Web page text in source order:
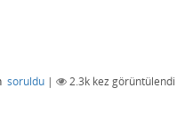
soruldu | 2.3k kez görüntülendi